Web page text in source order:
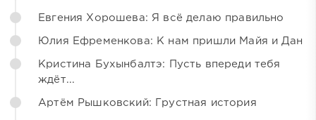
Евгения Хорошева: Я всё делаю правильно
Юлия Ефременкова: К нам пришли Майя и Дан
Кристина Бухынбалтэ: Пусть впереди тебя
ждёт...
Артём Рышковский: Грустная история